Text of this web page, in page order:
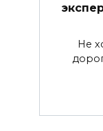
Не